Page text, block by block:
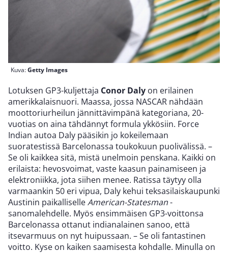
Kuva:Getty Images
Lotuksen GP3-kuljettaja Conor Daly on erilainen
amerikkalaisnuori. Maassa, jossa NASCAR nähdään
moottoriurheilun jännittävimpänä kategoriana, 20-
vuotias on aina tähdännyt formula ykkösiin. Force
Indian autoa Daly pääsikin jo kokeilemaan
suoratestissä Barcelonassa toukokuun puolivälissä. –
Se oli kaikkea sitä, mistä unelmoin penskana. Kaikki on
erilaista: hevosvoimat, vaste kaasun painamiseen ja
elektroniikka, jota siihen menee. Ratissa täytyy olla
varmaankin 50 eri vipua, Daly kehui teksasilaiskaupunki
Austinin paikalliselleAmerican-Statesman-
sanomalehdelle. Myös ensimmäisen GP3-voittonsa
Barcelonassa ottanut indianalainen sanoo, että
itsevarmuus on nyt huipussaan. – Se oli fantastinen
voitto. Kyse on kaiken saamisesta kohdalle. Minulla on